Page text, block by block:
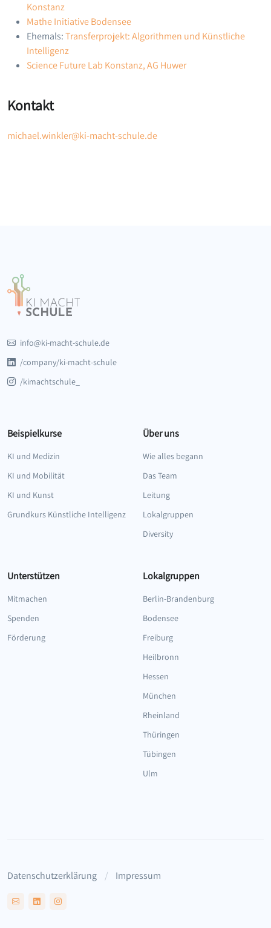
Konstanz
Mathe Initiative Bodensee
Ehemals:Transferprojekt: Algorithmen und Künstliche
Intelligenz
Science Future Lab Konstanz, AG Huwer
Kontakt
michael.winkler@ki-macht-schule.de
info@ki-macht-schule.de
/company/ki-macht-schule
/kimachtschule_
Beispielkurse
KI und Medizin
KI und Mobilität
KI und Kunst
Grundkurs Künstliche Intelligenz
Über uns
Wie alles begann
Das Team
Leitung
Lokalgruppen
Diversity
Unterstützen
Mitmachen
Spenden
Förderung
Lokalgruppen
Berlin-Brandenburg
Bodensee
Freiburg
Heilbronn
Hessen
München
Rheinland
Thüringen
Tübingen
Ulm
Datenschutzerklärung Impressum